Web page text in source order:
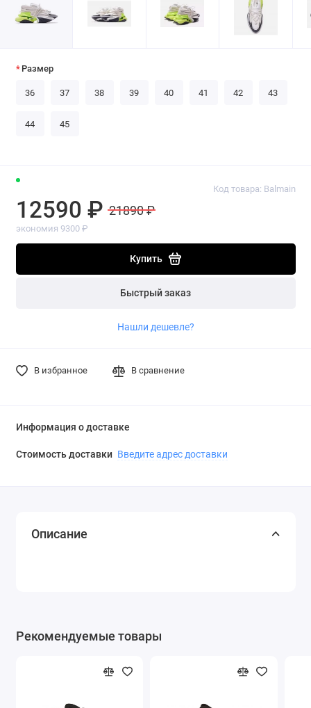
Код товара: Balmain
12590 ₽ 21890 ₽
экономия 9300 ₽
Купить
Быстрый заказ
Нашли дешевле?
В избранное В сравнение
Размер
36 37 38 39 40 41 42 43
44 45
Информация о доставке
Стоимость доставки Введите адрес доставки
Описание
Рекомендуемые товары